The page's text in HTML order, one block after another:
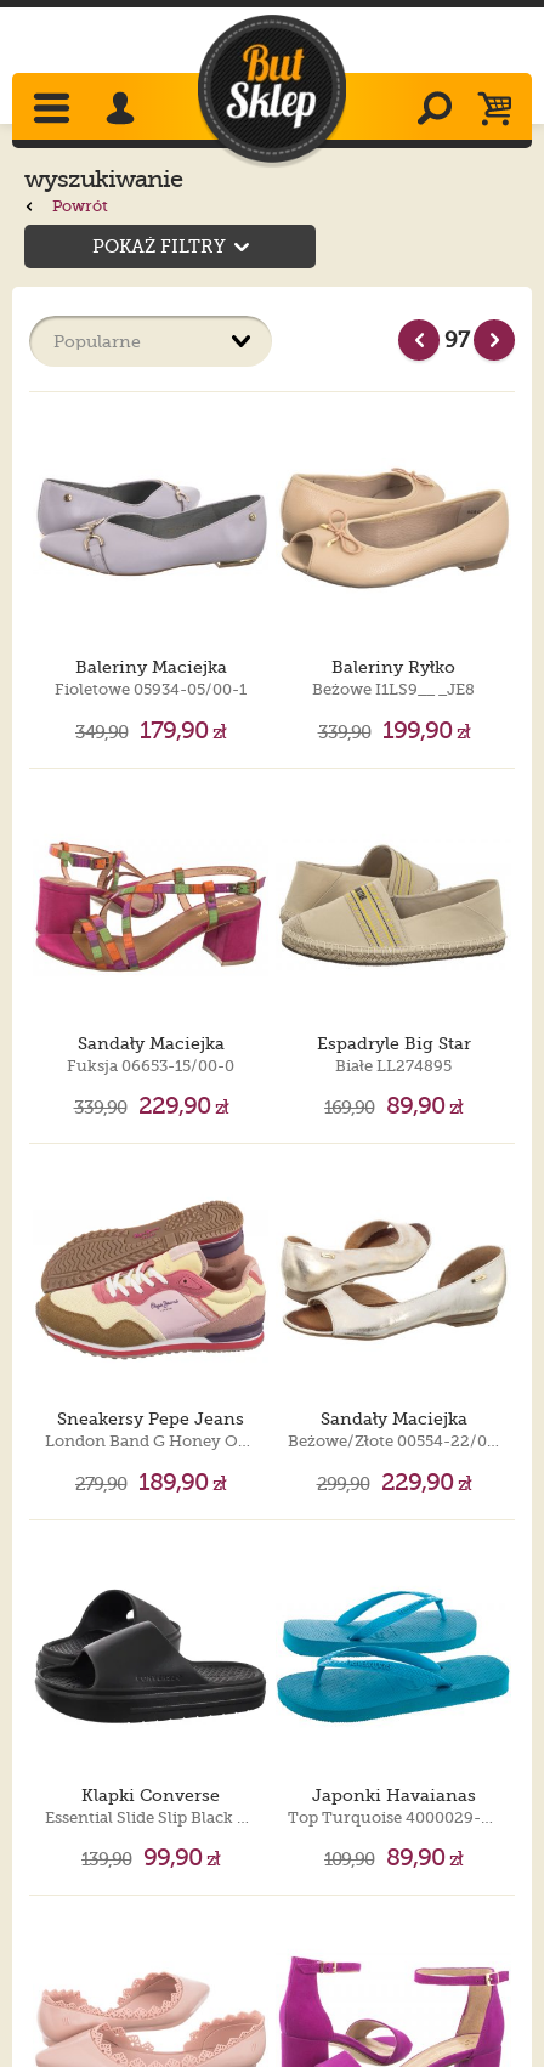
wyszukiwanie
Powrót
POKAŻ FILTRY
97
Baleriny Maciejka
Fioletowe 05934-05/00-1
349,90 179,90zł
Baleriny Ryłko
Beżowe I1LS9__ _JE8
339,90 199,90zł
Sandały Maciejka
Fuksja 06653-15/00-0
339,90 229,90zł
Espadryle Big Star
Białe LL274895
169,90 89,90zł
Sneakersy Pepe Jeans
London Band G Honey Orange PGS40016 170
279,90 189,90zł
Sandały Maciejka
Beżowe/Złote 00554-22/00-5
299,90 229,90zł
Klapki Converse
139,90 99,90zł
Japonki Havaianas
109,90 89,90zł